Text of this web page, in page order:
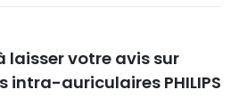
laisser votre avis sur
intra-auriculaires PHILIPS